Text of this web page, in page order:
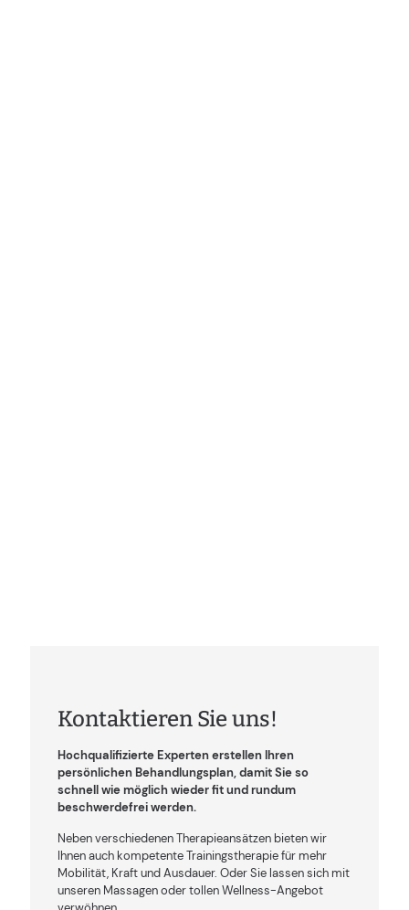
Kontaktieren Sie uns!
Hochqualifizierte Experten erstellen Ihren
persönlichen Behandlungsplan, damit Sie so
schnell wie möglich wieder fit und rundum
beschwerdefrei werden.
Neben verschiedenen Therapieansätzen bieten wir
Ihnen auch kompetente Trainingstherapie für mehr
Mobilität, Kraft und Ausdauer. Oder Sie lassen sich mit
unseren Massagen oder tollen Wellness-Angebot